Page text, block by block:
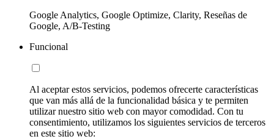
Google Analytics, Google Optimize, Clarity, Reseñas de
Google, A/B-Testing
Funcional
Al aceptar estos servicios, podemos ofrecerte características
que van más allá de la funcionalidad básica y te permiten
utilizar nuestro sitio web con mayor comodidad. Con tu
consentimiento, utilizamos los siguientes servicios de terceros
en este sitio web: